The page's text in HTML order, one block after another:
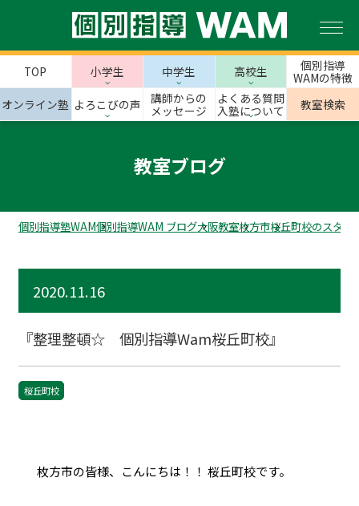
TOP 小学生 中学生 高校生
個別指導
WAMの特徴
オンライン塾 よろこびの声
講師からの
メッセージ
よくある質問
入塾について
教室検索
教室ブログ
個別指導塾WAM個別指導WAM ブログ大阪教室枚方市桜丘町校のスタッ
2020.11.16
『整理整頓☆ 個別指導Wam桜丘町校』
桜丘町校
枚方市の皆様、こんにちは！！ 桜丘町校です。